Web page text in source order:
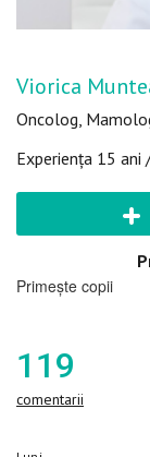
Viorica
Oncolog,
Experiența 15 ani
Primește copii
119
comentarii